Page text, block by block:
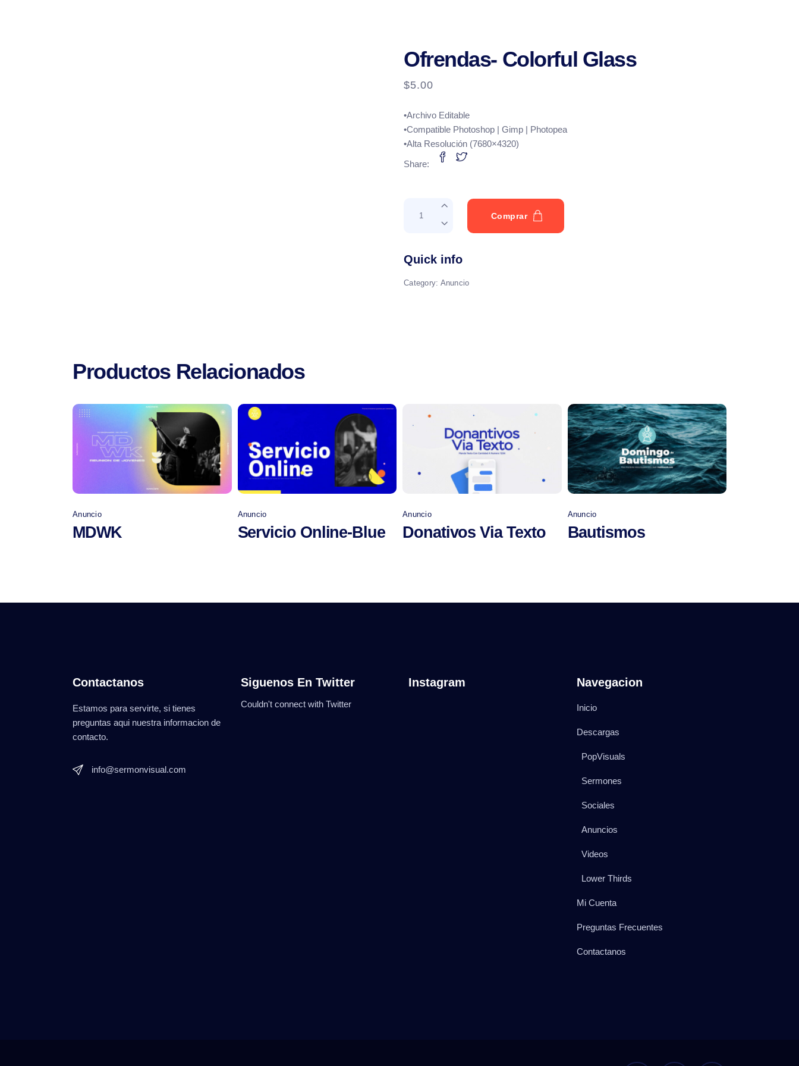
Ofrendas- Colorful Glass
$5.00
•Archivo Editable
•Compatible Photoshop | Gimp | Photopea
•Alta Resolución (7680×4320)
Share:
Ofrendas-
Colorful
Comprar
Quick info
Category: Anuncio
Productos Relacionados
Comprar
Anuncio
MDWK
Comprar
Anuncio
Servicio Online-Blue
Comprar
Anuncio
Donativos Via Texto
Comprar
Anuncio
Bautismos
Contactanos
Estamos para servirte, si tienes
preguntas aqui nuestra informacion de
contacto.
info@sermonvisual.com
Siguenos En Twitter
Couldn't connect with Twitter
Instagram Navegacion
Inicio
Descargas
PopVisuals
Sermones
Sociales
Anuncios
Videos
Lower Thirds
Mi Cuenta
Preguntas Frecuentes
Contactanos